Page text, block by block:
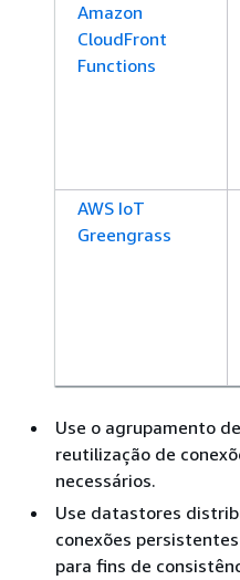
Amazon
CloudFront
Functions
AWS IoT
Greengrass
Use o agrupamento
reutilização de
necessários.
Use datastores
conexões
para fins de